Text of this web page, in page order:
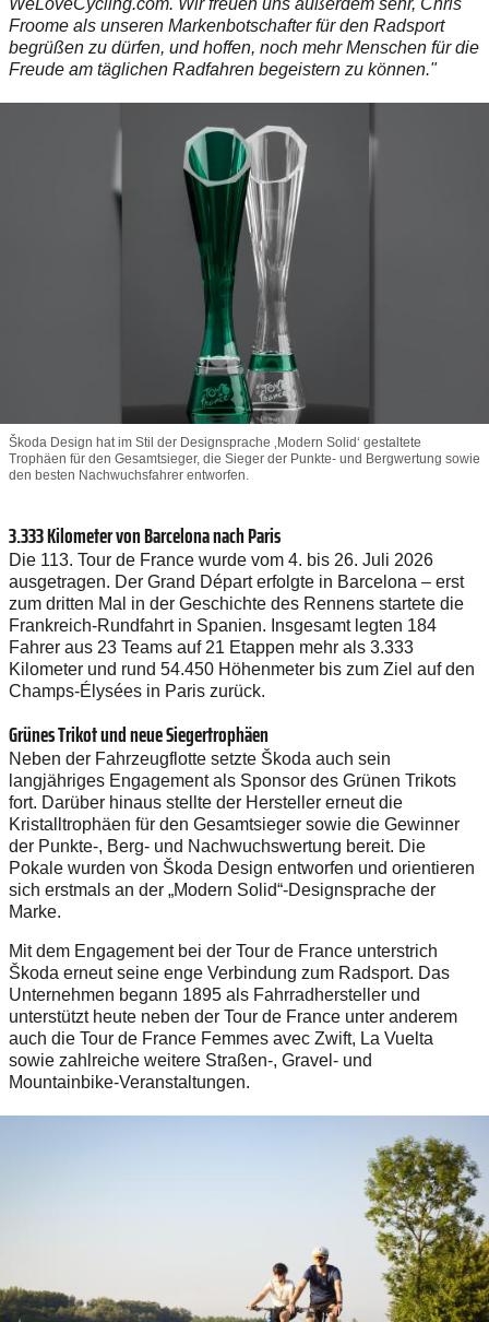
WeLoveCycling.com. Wir freuen uns außerdem sehr, Chris
Froome als unseren Markenbotschafter für den Radsport
begrüßen zu dürfen, und hoffen, noch mehr Menschen für die
Freude am täglichen Radfahren begeistern zu können."
Škoda Design hat im Stil der Designsprache ‚Modern Solid‘ gestaltete
Trophäen für den Gesamtsieger, die Sieger der Punkte- und Bergwertung sowie
den besten Nachwuchsfahrer entworfen.
3.333 Kilometer von Barcelona nach Paris
Die 113. Tour de France wurde vom 4. bis 26. Juli 2026
ausgetragen. Der Grand Départ erfolgte in Barcelona – erst
zum dritten Mal in der Geschichte des Rennens startete die
Frankreich-Rundfahrt in Spanien. Insgesamt legten 184
Fahrer aus 23 Teams auf 21 Etappen mehr als 3.333
Kilometer und rund 54.450 Höhenmeter bis zum Ziel auf den
Champs-Élysées in Paris zurück.
Grünes Trikot und neue Siegertrophäen
Neben der Fahrzeugflotte setzte Škoda auch sein
langjähriges Engagement als Sponsor des Grünen Trikots
fort. Darüber hinaus stellte der Hersteller erneut die
Kristalltrophäen für den Gesamtsieger sowie die Gewinner
der Punkte-, Berg- und Nachwuchswertung bereit. Die
Pokale wurden von Škoda Design entworfen und orientieren
sich erstmals an der „Modern Solid“-Designsprache der
Marke.
Mit dem Engagement bei der Tour de France unterstrich
Škoda erneut seine enge Verbindung zum Radsport. Das
Unternehmen begann 1895 als Fahrradhersteller und
unterstützt heute neben der Tour de France unter anderem
auch die Tour de France Femmes avec Zwift, La Vuelta
sowie zahlreiche weitere Straßen-, Gravel- und
Mountainbike-Veranstaltungen.